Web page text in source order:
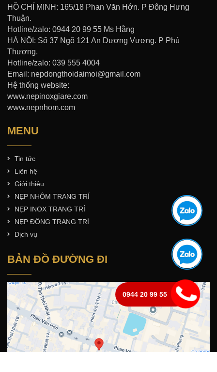
HỒ CHÍ MINH: 165/18 Phan Văn Hớn. P Đông Hưng
Thuận.
Hotline/zalo: 0944 20 99 55 Ms Hằng
HÀ NỘI: Số 37 Ngõ 121 An Dương Vương. P Phú
Thượng.
Hotline/zalo: 039 555 4004
Email: nepdongthoidaimoi@gmail.com
Hệ thống website:
www.nepinoxgiare.com
www.nepnhom.com
MENU
Tin tức
Liên hệ
Giới thiệu
NẸP NHÔM TRANG TRÍ
NẸP INOX TRANG TRÍ
NẸP ĐỒNG TRANG TRÍ
Dịch vụ
BẢN ĐỒ ĐƯỜNG ĐI
0944 20 99 55